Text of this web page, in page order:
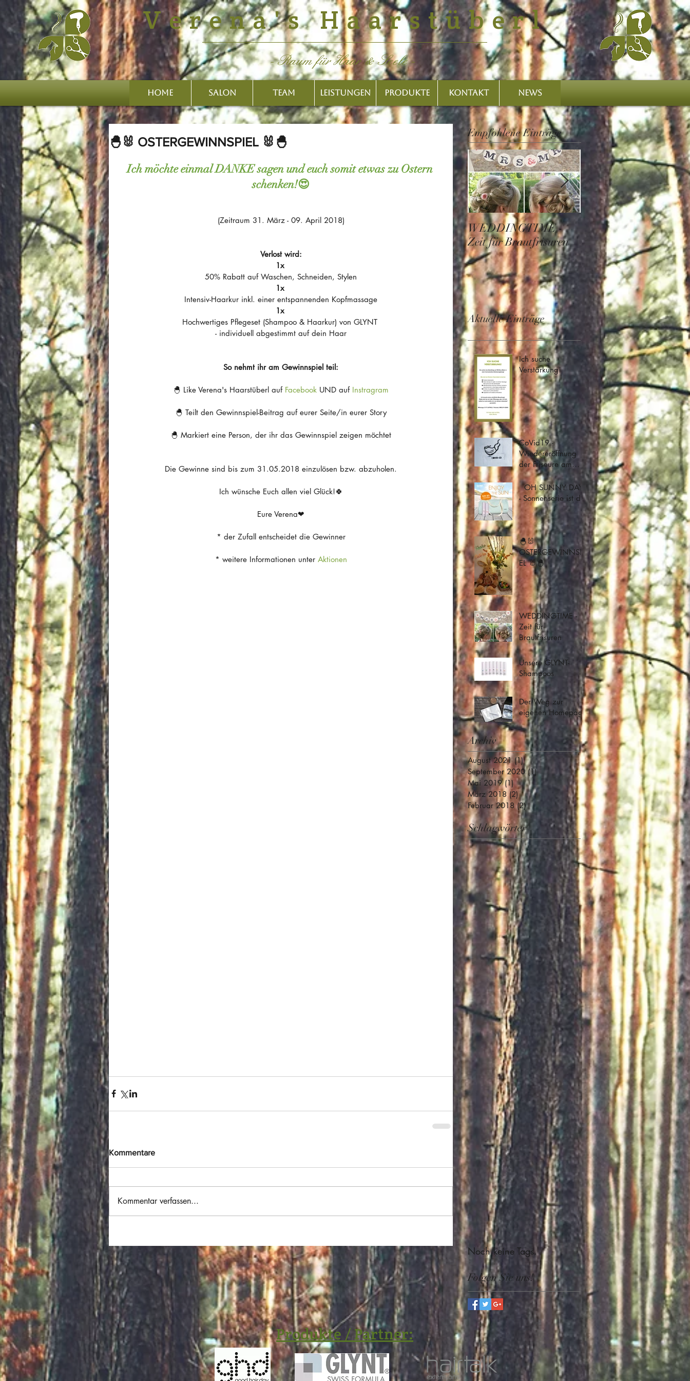
Verena's Haarstüberl
- Raum für Haar & Seele -
HOME SALON TEAM LEISTUNGEN PRODUKTE KONTAKT NEWS
🐣🐰 OSTERGEWINNSPIEL 🐰🐣
Ich möchte einmal DANKE sagen und euch somit etwas zu Ostern
schenken!😍
(Zeitraum 31. März - 09. April 2018)
Verlost wird:
1x
50% Rabatt auf Waschen, Schneiden, Stylen
1x
Intensiv-Haarkur inkl. einer entspannenden Kopfmassage
1x
Hochwertiges Pflegeset (Shampoo & Haarkur) von GLYNT
- individuell abgestimmt auf dein Haar
So nehmt ihr am Gewinnspiel teil:
🐣 Like Verena's Haarstüberl auf Facebook UND auf Instragram
🐣 Teilt den Gewinnspiel-Beitrag auf eurer Seite/in eurer Story
🐣 Markiert eine Person, der ihr das Gewinnspiel zeigen möchtet
Die Gewinne sind bis zum 31.05.2018 einzulösen bzw. abzuholen.
Ich wünsche Euch allen viel Glück!🍀
Eure Verena❤
* der Zufall entscheidet die Gewinner
* weitere Informationen unter Aktionen
Kommentare
Kommentar verfassen...
Empfohlene Einträge
WEDDINGTIME -
Zeit für Brautfrisuren
Der Weg zur eigenen
Homepage
Aktuelle Einträge
Ich suche
Verstärkung!
CoVid19 -
Wiedereröffnung
der Friseure am
04.05.2020
​ ​​ ​OH SUNNY DAY
- Sonnenserie ist da
🐣🐰
OSTERGEWINNSPI
EL 🐰🐣
WEDDINGTIME -
Zeit für
Brautfrisuren
Unsere GLYNT-
Shampoos
Der Weg zur
eigenen Homepage
Archiv
August 2021 (1)1 Beitrag
September 2020 (1)1 Beitrag
Mai 2019 (1) 1 Beitrag
März 2018 (2)2 Beiträge
Februar 2018 (2)2 Beiträge
Schlagwörter
Noch keine Tags.
Folgen Sie uns!
Produkte / Partner: